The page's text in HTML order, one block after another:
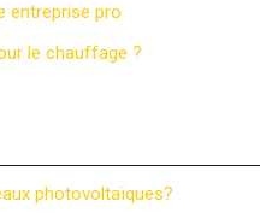
entreprise pro
le chauffage ?
photovoltaïques?